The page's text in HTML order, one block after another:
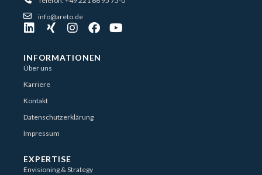
info@areto.de
INFORMATIONEN
Über uns
Karriere
Kontakt
Datenschutzerklärung
Impressum
EXPERTISE
Envisioning & Strategy